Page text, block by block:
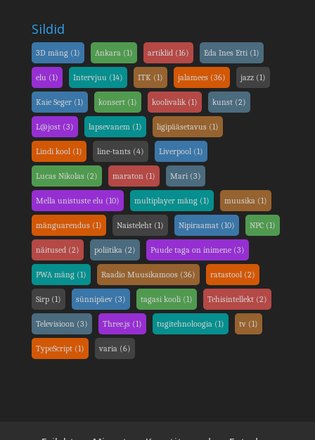
Sildid
3D mäng (1) Ankara (1) artiklid (16) Eda Ines Etti(1)
elu (1) Intervjuu (14) ITK (1) jalamees(36) jazz(1)
Kaie Seger(1) konsert(1) koolivalik(1) kunst(2)
L@jost(3) lapsevanem (1) ligipääsetavus(1)
Lindi kool(1) line-tants(4) Liverpool(1)
Lucas Nikolas(2) maraton (1) Mari(3)
Mella unistuste elu (10) multiplayer mäng(1) muusika (1)
mänguarendus(1) Naisteleht(1) Nipiraamat(10) NPC(1)
näitused (2) poliitika (2) Puude taga on inimene(3)
PWA mäng(1) Raadio Muusikamoos(36) ratastool(2)
Sirp(1) sünnipäev(3) tagasi kooli(1) Tehisintellekt(2)
Televisioon (3) Three.js(1) tugitehnoloogia (1) tv(1)
TypeScript(1) varia (6)